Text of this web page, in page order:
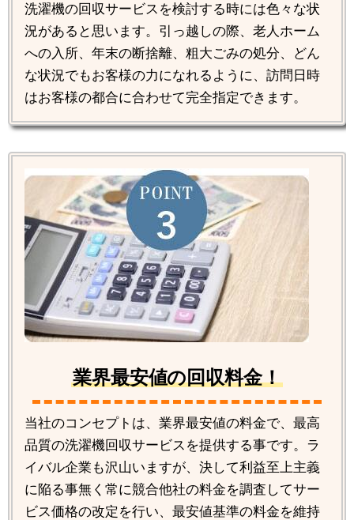
洗濯機の回収サービスを検討する時には色々な状
況があると思います。引っ越しの際、老人ホーム
への入所、年末の断捨離、粗大ごみの処分、どん
な状況でもお客様の力になれるように、訪問日時
はお客様の都合に合わせて完全指定できます。
業界最安値の回収料金！
当社のコンセプトは、業界最安値の料金で、最高
品質の洗濯機回収サービスを提供する事です。ラ
イバル企業も沢山いますが、決して利益至上主義
に陥る事無く常に競合他社の料金を調査してサー
ビス価格の改定を行い、最安値基準の料金を維持